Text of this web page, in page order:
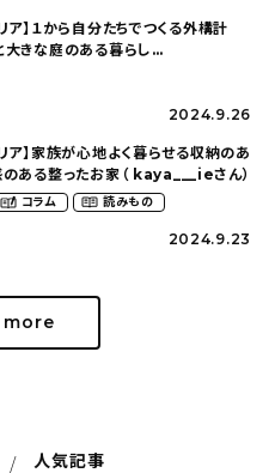
ア】１から自分たちでつくる外構計
きな庭のある暮らし
）
2024.9.26
ア】家族が心地よく暮らせる収納のあ
ある整ったお家（ kaya___ieさん）
コラム 読みもの
2024.9.23
人気記事